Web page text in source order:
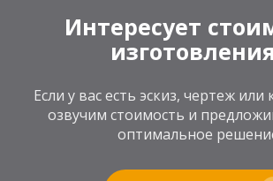
Интересует
Если у вас есть эскиз, чертеж
озвучим стоимость и
оптимальное